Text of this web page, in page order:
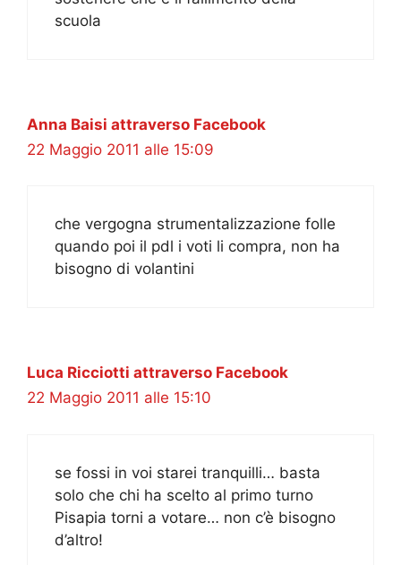
scuola
Anna Baisi attraverso Facebook
22 Maggio 2011 alle 15:09
che vergogna strumentalizzazione folle
quando poi il pdl i voti li compra, non ha
bisogno di volantini
Luca Ricciotti attraverso Facebook
22 Maggio 2011 alle 15:10
se fossi in voi starei tranquilli… basta
solo che chi ha scelto al primo turno
Pisapia torni a votare… non c’è bisogno
d’altro!